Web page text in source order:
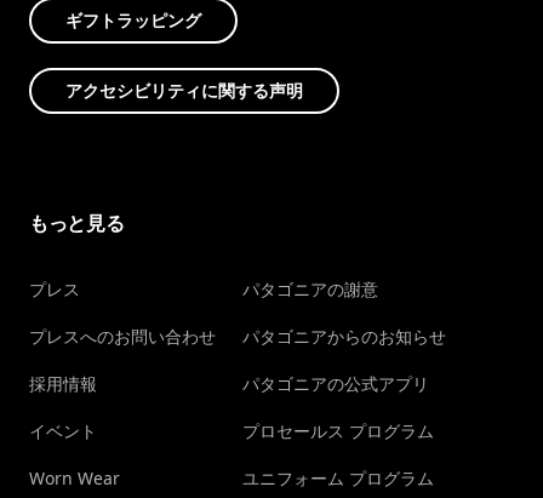
ギフトラッピング
アクセシビリティに関する声明
もっと見る
プレス
プレスへのお問い合わせ
採用情報
イベント
Worn Wear
パタゴニアの謝意
パタゴニアからのお知らせ
パタゴニアの公式アプリ
プロセールス プログラム
ユニフォーム プログラム